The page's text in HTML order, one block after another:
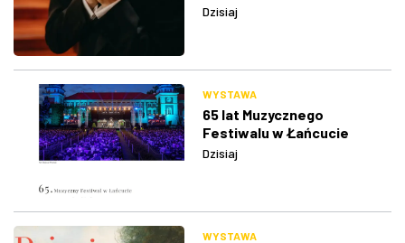
Dzisiaj
WYSTAWA
65 lat Muzycznego
Festiwalu w Łańcucie
Dzisiaj
WYSTAWA